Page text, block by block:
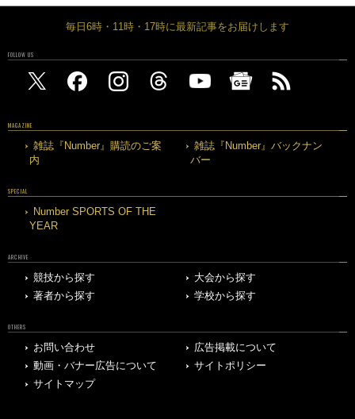
毎日6時・11時・17時に最新記事をお届けします
FOLLOW US
MAGAZINE
雑誌『Number』購読のご案
内
雑誌『Number』バックナン
バー
SPECIAL
Number SPORTS OF THE
YEAR
ARCHIVE
競技から探す
大会から探す
著者から探す
学校から探す
OTHERS
お問い合わせ
広告掲載について
動画・バナー広告について
サイトポリシー
サイトマップ